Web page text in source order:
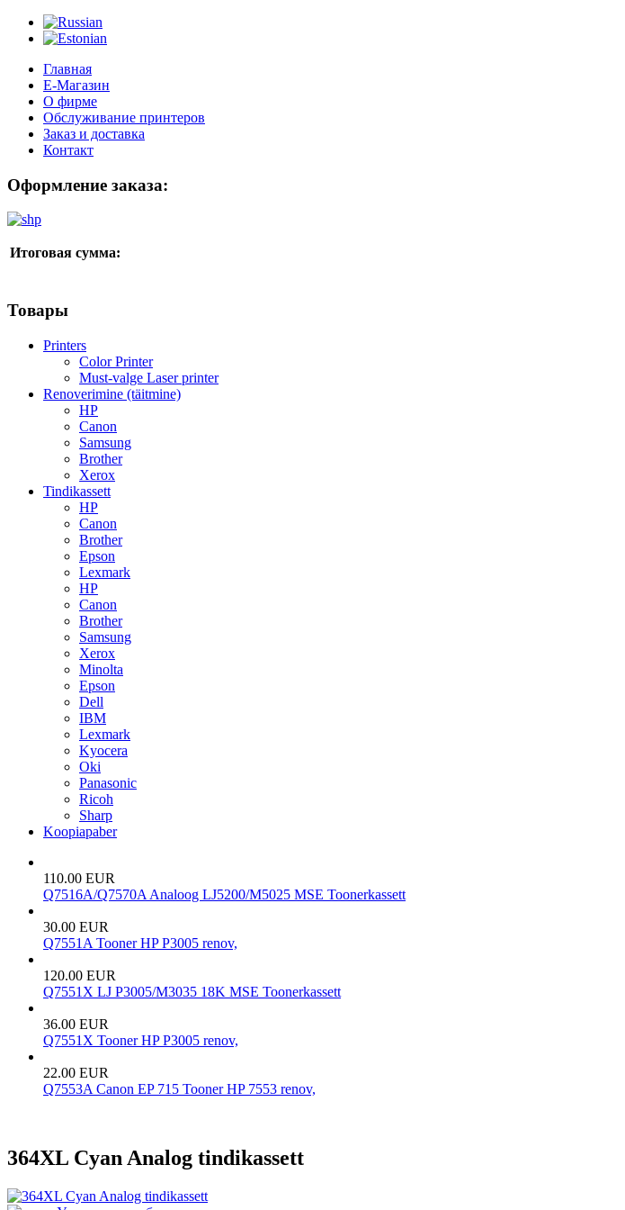
Главная
Е-Магазин
О фирме
Обслуживание принтеров
Заказ и доставка
Контакт
Оформление заказа:
Итоговая сумма:
Товары
Printers
Color Printer
Must-valge Laser printer
Renoverimine (täitmine)
HP
Canon
Samsung
Brother
Xerox
Tindikassett
HP
Canon
Brother
Epson
Lexmark
HP
Canon
Brother
Samsung
Xerox
Minolta
Epson
Dell
IBM
Lexmark
Kyocera
Oki
Panasonic
Ricoh
Sharp
Koopiapaber
110.00 EUR
Q7516A/Q7570A Analoog LJ5200/M5025 MSE Toonerkassett
30.00 EUR
Q7551A Tooner HP P3005 renov,
120.00 EUR
Q7551X LJ P3005/M3035 18K MSE Toonerkassett
36.00 EUR
Q7551X Tooner HP P3005 renov,
22.00 EUR
Q7553A Canon EP 715 Tooner HP 7553 renov,
364XL Cyan Analog tindikassett